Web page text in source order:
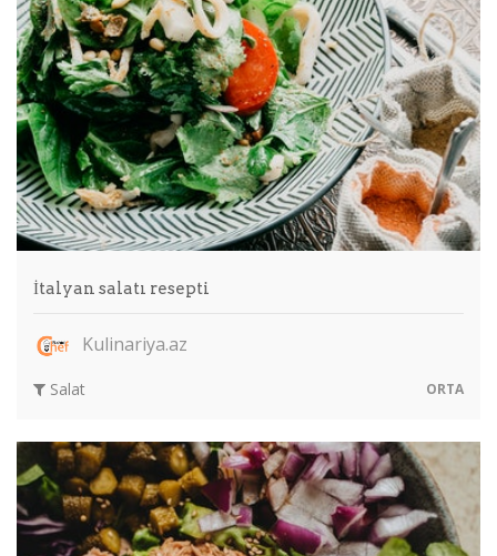
İtalyan salatı resepti
Kulinariya.az
Salat ORTA